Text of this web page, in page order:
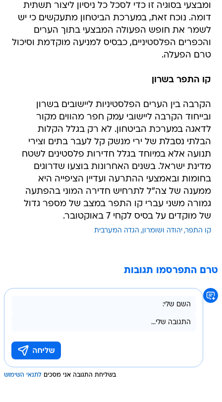
ומבצעי בסוגיה זו כדי לסכל כל ניסיון ליצור תשתית
דומה. נוכח זאת, במערכת הביטחון מתעקשים כי יש
לשמר את חופש הפעולה המבצעי בתוך הערים
והכפרים הפלסטיניים, כבסיס למניעה מוקדמת וסיכול
טרם הפעלה.
קו התפר בשרון
הקרבה בין הערים הפלסטיניות ליישובים בשרון
ובייחוד הקרבה ליישובי עמק חפר מהווים מקור
לדאגה במערכת הביטחון. לא רק בגלל הקלות
הבלתי נסבלת של ירי מנשק קל לעבר בתים וצירי
תנועה אלא במיוחד בגלל חדירות פלסטינים לשטח
מדינת ישראל. בשנים האחרונות בוצעו שדרוגים
בחומות ובאמצעי ההתרעה ועדיין הציפייה היא
ממענה של צה"ל לתרחיש חדירה המוני בהפתעה
גמורה משני עברי קו התפר במצב של מספר גדול
של מוקדים על בסיס לקחי 7 באוקטובר.
קו התפר יהודה ושומרון הגדה המערבית
טרם התפרסמו תגובות
בשליחת התגובה אני מסכים לתנאי השימוש